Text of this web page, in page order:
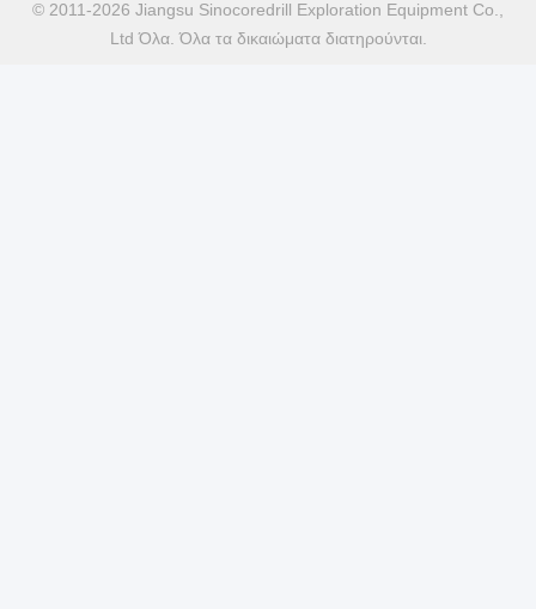
© 2011-2026 Jiangsu Sinocoredrill Exploration Equipment Co.,
Ltd Όλα. Όλα τα δικαιώματα διατηρούνται.